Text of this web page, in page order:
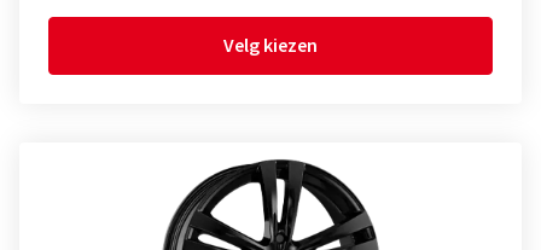
Velg kiezen